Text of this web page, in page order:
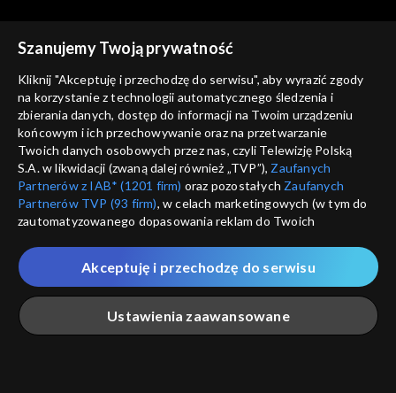
Między Ziemią a Niebem
22.10.2023
Między Ziemią a Niebem
15.10.2023
Między Ziemią a Niebem
08.10.2023
Między Ziemią a Niebem
01.10.2023
Szanujemy Twoją prywatność
Kliknij "Akceptuję i przechodzę do serwisu", aby wyrazić zgody
na korzystanie z technologii automatycznego śledzenia i
zbierania danych, dostęp do informacji na Twoim urządzeniu
końcowym i ich przechowywanie oraz na przetwarzanie
Twoich danych osobowych przez nas, czyli Telewizję Polską
S.A. w likwidacji (zwaną dalej również „TVP”), Zaufanych
Partnerów z IAB* (1201 firm) oraz pozostałych Zaufanych
Partnerów TVP (93 firm), w celach marketingowych (w tym do
zautomatyzowanego dopasowania reklam do Twoich
które wskazujemy poniżej, a także zgody na udostępnianie
przez nas identyfikatora PPID do Google.
Twoje dane osobowe zbierane podczas odwiedzania przez
Ciebie naszych
poszczególnych serwisówzwanych dalej
„Portalem”, w tym informacje zapisywane za pomocą
Ustawienia zaawansowane
Akceptuję i przechodzę do serwisu